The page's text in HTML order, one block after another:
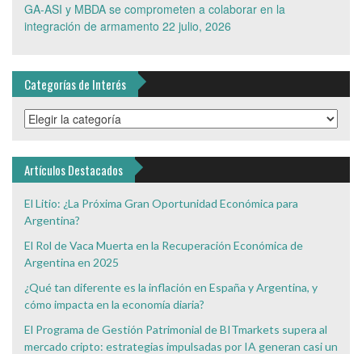
GA-ASI y MBDA se comprometen a colaborar en la
integración de armamento 22 julio, 2026
Categorías de Interés
Categorías
de
Artículos Destacados
El Litio: ¿La Próxima Gran Oportunidad Económica para
Argentina?
El Rol de Vaca Muerta en la Recuperación Económica de
Argentina en 2025
¿Qué tan diferente es la inflación en España y Argentina, y
cómo impacta en la economía diaria?
El Programa de Gestión Patrimonial de BITmarkets supera al
mercado cripto: estrategias impulsadas por IA generan casi un